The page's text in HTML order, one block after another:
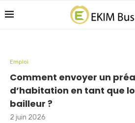
Emploi
Comment envoyer un
d’habitation en tant que
bailleur ?
2 juin 2026